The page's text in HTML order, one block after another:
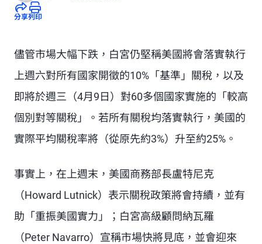
分享列印
儘管市場大幅下跌，白宮仍堅稱美國將會落實執行
上週六對所有國家開徵的10%「基準」關稅，以及
即將於週三（4月9日）對60多個國家實施的「較高
個別對等關稅」。若所有關稅均落實執行，美國的
實際平均關稅率將（從原先約3%）升至約25%。
事實上，在上週末，美國商務部長盧特尼克
（Howard Lutnick）表示關稅政策將會持續，並有
助「重振美國實力」；白宮高級顧問納瓦羅
（Peter Navarro）宣稱市場快將見底，並會迎來